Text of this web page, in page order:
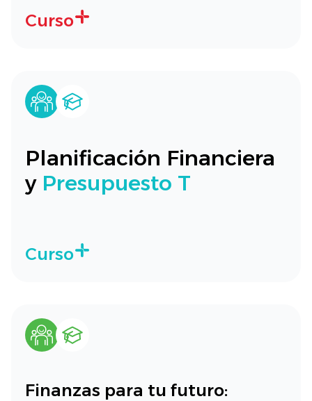
Curso
Planificación Financiera
y Presupuesto T
Curso
Finanzas para tu futuro: